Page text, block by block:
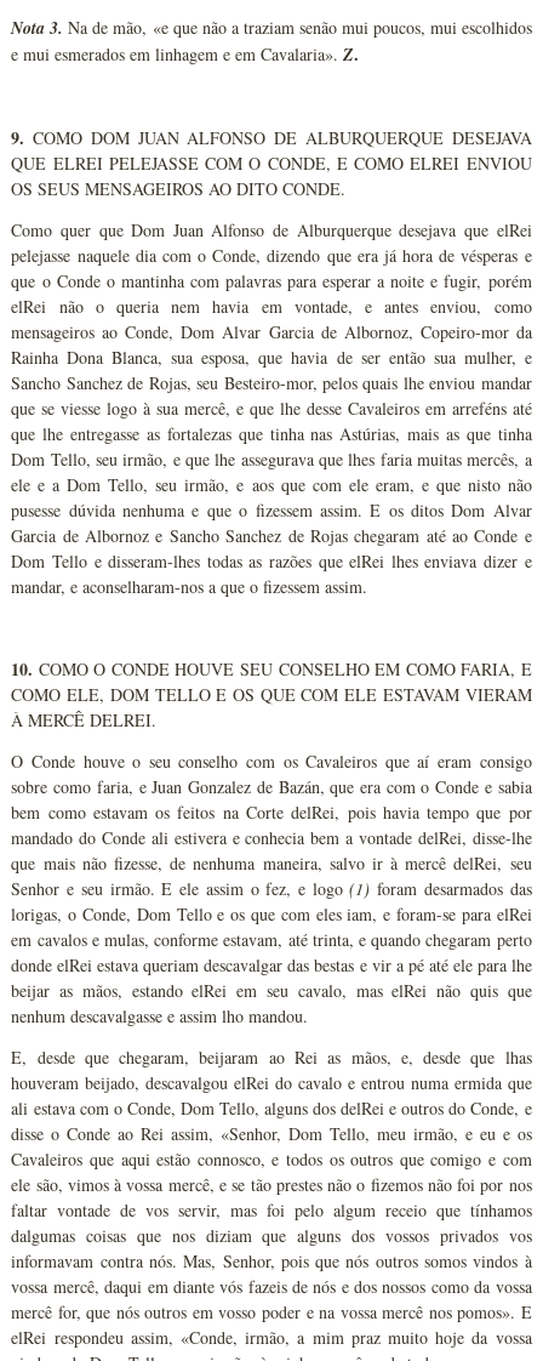
Nota 3. Na de mão, «e que não a traziam senão mui poucos, mui escolhidos
e mui esmerados em linhagem e em Cavalaria».Z.
9. COMO DOM JUAN ALFONSO DE ALBURQUERQUE DESEJAVA
QUE ELREI PELEJASSE COM O CONDE, E COMO ELREI ENVIOU
OS SEUS MENSAGEIROS AO DITO CONDE.
Como quer que Dom Juan Alfonso de Alburquerque desejava que elRei
pelejasse naquele dia com o Conde, dizendo que era já hora de vésperas e
que o Conde o mantinha com palavras para esperar a noite e fugir, porém
elRei não o queria nem havia em vontade, e antes enviou, como
mensageiros ao Conde, Dom Alvar Garcia de Albornoz, Copeiro-mor da
Rainha Dona Blanca, sua esposa, que havia de ser então sua mulher, e
Sancho Sanchez de Rojas, seu Besteiro-mor, pelos quais lhe enviou mandar
que se viesse logo à sua mercê, e que lhe desse Cavaleiros em arreféns até
que lhe entregasse as fortalezas que tinha nas Astúrias, mais as que tinha
Dom Tello, seu irmão, e que lhe assegurava que lhes faria muitas mercês, a
ele e a Dom Tello, seu irmão, e aos que com ele eram, e que nisto não
pusesse dúvida nenhuma e que o fizessem assim. E os ditos Dom Alvar
Garcia de Albornoz e Sancho Sanchez de Rojas chegaram até ao Conde e
Dom Tello e disseram-lhes todas as razões que elRei lhes enviava dizer e
mandar, e aconselharam-nos a que o fizessem assim.
10. COMO O CONDE HOUVE SEU CONSELHO EM COMO FARIA, E
COMO ELE, DOM TELLO E OS QUE COM ELE ESTAVAM VIERAM
À MERCÊ DELREI.
O Conde houve o seu conselho com os Cavaleiros que aí eram consigo
sobre como faria, e Juan Gonzalez de Bazán, que era com o Conde e sabia
bem como estavam os feitos na Corte delRei, pois havia tempo que por
mandado do Conde ali estivera e conhecia bem a vontade delRei, disse-lhe
que mais não fizesse, de nenhuma maneira, salvo ir à mercê delRei, seu
Senhor e seu irmão. E ele assim o fez, e logo(1) foram desarmados das
lorigas, o Conde, Dom Tello e os que com eles iam, e foram-se para elRei
em cavalos e mulas, conforme estavam, até trinta, e quando chegaram perto
donde elRei estava queriam descavalgar das bestas e vir a pé até ele para lhe
beijar as mãos, estando elRei em seu cavalo, mas elRei não quis que
nenhum descavalgasse e assim lho mandou.
E, desde que chegaram, beijaram ao Rei as mãos, e, desde que lhas
houveram beijado, descavalgou elRei do cavalo e entrou numa ermida que
ali estava com o Conde, Dom Tello, alguns dos delRei e outros do Conde, e
disse o Conde ao Rei assim, «Senhor, Dom Tello, meu irmão, e eu e os
Cavaleiros que aqui estão connosco, e todos os outros que comigo e com
ele são, vimos à vossa mercê, e se tão prestes não o fizemos não foi por nos
faltar vontade de vos servir, mas foi pelo algum receio que tínhamos
dalgumas coisas que nos diziam que alguns dos vossos privados vos
informavam contra nós. Mas, Senhor, pois que nós outros somos vindos à
vossa mercê, daqui em diante vós fazeis de nós e dos nossos como da vossa
mercê for, que nós outros em vosso poder e na vossa mercê nos pomos». E
elRei respondeu assim, «Conde, irmão, a mim praz muito hoje da vossa